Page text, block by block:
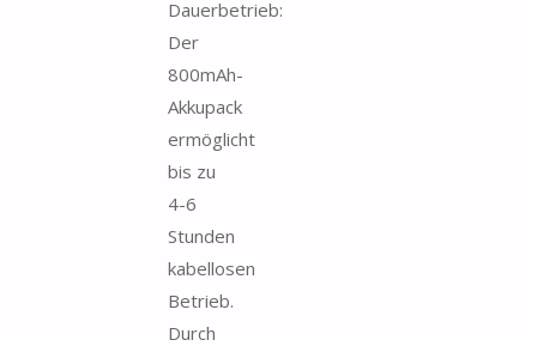
Dauerbetrieb:
Der
800mAh-
Akkupack
ermöglicht
bis zu
4-6
Stunden
kabellosen
Betrieb.
Durch